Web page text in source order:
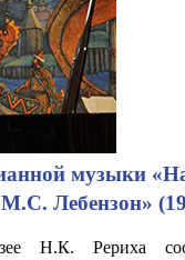
музыки
Лебензон»
Н.К. Рериха